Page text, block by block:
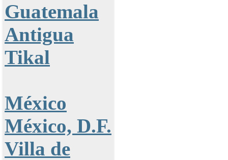
Guatemala
Antigua
Tikal
México
México, D.F.
Villa de